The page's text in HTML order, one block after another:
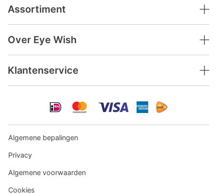
Assortiment
Over Eye Wish
Klantenservice
Algemene bepalingen
Privacy
Algemene voorwaarden
Cookies